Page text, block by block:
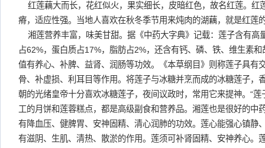
红莲藕大而长，花红似火，果实细长，皮暗红色，故名红莲。红
瘠，适应性强。当地人喜欢在秋冬季节用来炖肉的湖藕，就是红莲
湘莲营养丰富，味美甘甜。据《中药大字典》记载：莲子含有高
占62%，蛋白质占17%，脂肪占2%，还含有钙、磷、铁、维生素
值有养心、补脾、益肾、润肠等功效。《本草纲目》则称莲子具有
骨、补虚损、利耳目等作用。将莲子与冰糖并烹而成的冰糖莲子，
朝的光绪皇帝十分喜欢冰糖莲子，夜间议政时，常用它来提神。“莲
工的月饼和莲蓉糕点，都是高级副食和营养品。湘莲也是很好的中
有降血压、健脾胃、安神固精、清心润肺的功效。莲心能强心镇静
有滋阴、生肌、清热、散淤的作用。莲须可补肾固精、安神养心。